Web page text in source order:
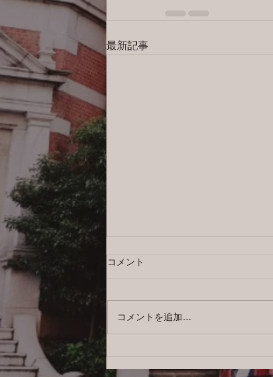
最新記事
日目〜
コメント
コメントを追加…